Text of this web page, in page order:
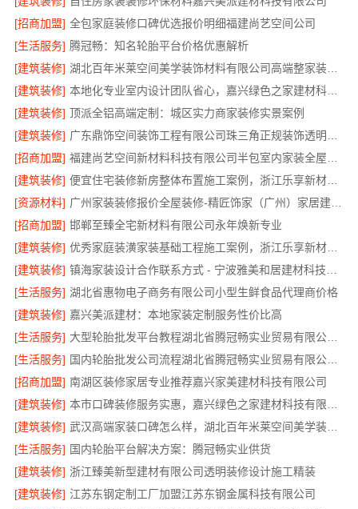
[招商加盟] 全包家庭装修口碑优选报价明细福建尚艺空间公司
[生活服务] 腾冠畅：知名轮胎平台价格优惠解析
[建筑装修]
湖北百年米莱空间美学装饰材料有限公司高端整家装修老房翻新
[建筑装修]
本地化专业室内设计团队省心，嘉兴绿色之家建材科技有限公司全程托管
[建筑装修] 顶派全铝高端定制：城区实力商家装修实景案例
[建筑装修]
[招商加盟]
[建筑装修]
便宜住宅装修新房整体布置施工案例，浙江乐享新材料有限公司为您详解
[资源材料]
广州家装装修报价全屋装修-精匠饰家（广州）家居建材有限公司
[招商加盟] 邯郸至臻全宅新材料有限公司永年焕新专业
[建筑装修]
优秀家庭装潢家装基础工程施工案例，浙江乐享新材料有限公司案例展示
[建筑装修]
[生活服务] 湖北省惠物电子商务有限公司小型生鲜食品代理商价格
[建筑装修] 嘉兴美派建材：本地家装定制服务性价比高
[生活服务]
大型轮胎批发平台教程湖北省腾冠畅实业贸易有限公司采购指南
[生活服务]
国内轮胎批发公司流程湖北省腾冠畅实业贸易有限公司规范交易
[招商加盟] 南湖区装修家居专业推荐嘉兴家美建材科技有限公司
[建筑装修]
[建筑装修]
武汉高端家装口碑怎么样，湖北百年米莱空间美学装饰材料有限公司实力说话
[生活服务] 国内轮胎平台解决方案：腾冠畅实业供货
[建筑装修] 浙江臻美新型建材有限公司透明装修设计施工精装
[建筑装修] 江苏东钢定制工厂加盟江苏东钢金属科技有限公司